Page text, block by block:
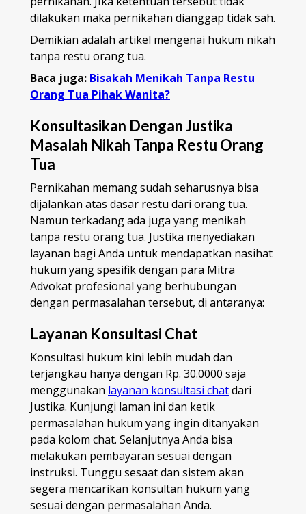
dilakukan maka pernikahan dianggap tidak sah.
Demikian adalah artikel mengenai hukum nikah
tanpa restu orang tua.
Baca juga: Bisakah Menikah Tanpa Restu
Orang Tua Pihak Wanita?
Konsultasikan Dengan Justika
Masalah Nikah Tanpa Restu Orang
Tua
Pernikahan memang sudah seharusnya bisa
dijalankan atas dasar restu dari orang tua.
Namun terkadang ada juga yang menikah
tanpa restu orang tua. Justika menyediakan
layanan bagi Anda untuk mendapatkan nasihat
hukum yang spesifik dengan para Mitra
Advokat profesional yang berhubungan
dengan permasalahan tersebut, di antaranya:
Layanan Konsultasi Chat
Konsultasi hukum kini lebih mudah dan
terjangkau hanya dengan Rp. 30.0000 saja
menggunakan layanan konsultasi chatdari
Justika. Kunjungi laman ini dan ketik
permasalahan hukum yang ingin ditanyakan
pada kolom chat. Selanjutnya Anda bisa
melakukan pembayaran sesuai dengan
instruksi. Tunggu sesaat dan sistem akan
segera mencarikan konsultan hukum yang
sesuai dengan permasalahan Anda.